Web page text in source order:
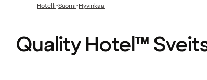
Hotelli·Suomi·Hyvinkää
Quality Hotel™